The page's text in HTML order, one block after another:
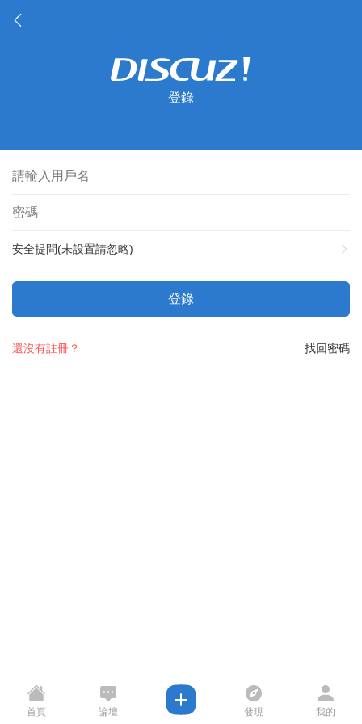
登錄
安全提問(未設置請忽略)
登錄
找回密碼
還沒有註冊？
首頁 論壇 發現 我的